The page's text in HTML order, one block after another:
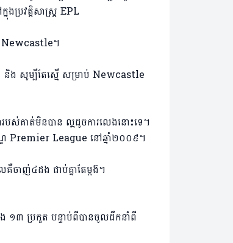
ប្រវត្តិសាស្ត្រ EPL
Newcastle។
ង សូម្បីតែស្មើ សម្រាប់ Newcastle
របស់គាត់​មិនបាន ល្អដូចការលេងនោះទេ។
ឌ Premier League នៅឆ្នាំ២០០៩។
ចាញ់៤ដង ជាប់គ្នាតែម្តង៊។
១៣ ប្រកួត បន្ទាប់ពី​បានចូល​ដឹក​នាំ​ពី